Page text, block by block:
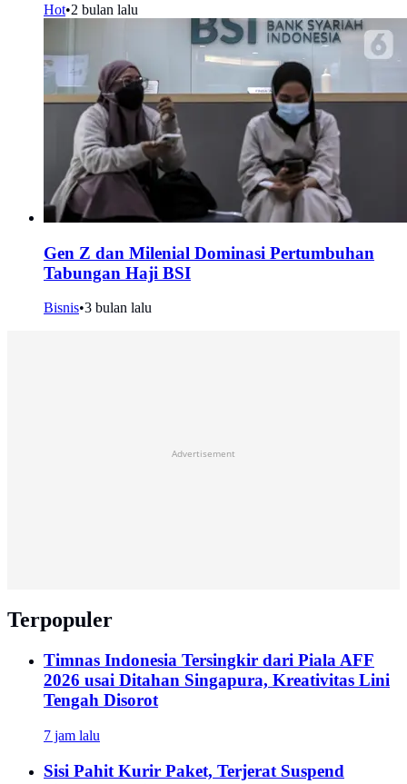
Hot•2 bulan lalu
Gen Z dan Milenial Dominasi Pertumbuhan
Tabungan Haji BSI
Bisnis•3 bulan lalu
Advertisement
Terpopuler
Timnas Indonesia Tersingkir dari Piala AFF
2026 usai Ditahan Singapura, Kreativitas Lini
Tengah Disorot
7 jam lalu
Sisi Pahit Kurir Paket, Terjerat Suspend